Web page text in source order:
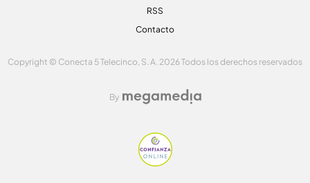
RSS
Contacto
Copyright © Conecta 5 Telecinco, S. A. 2026 Todos los derechos reservados
By